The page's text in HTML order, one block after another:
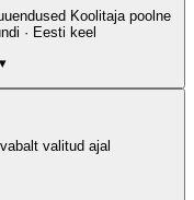
Koolitaja poolne
· Eesti keel
valitud ajal